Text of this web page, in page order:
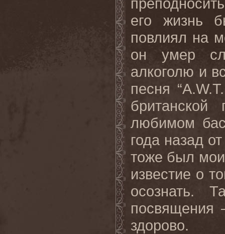
его жизнь
повлиял на
он умер
алкоголю и
песня
любимом
года назад
тоже был
известие о
осознать.
посвящения
здорово.